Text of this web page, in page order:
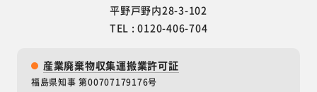
平野戸野内28-3-102
TEL : 0120-406-704
産業廃棄物収集運搬業許可証
福島県知事 第00707179176号